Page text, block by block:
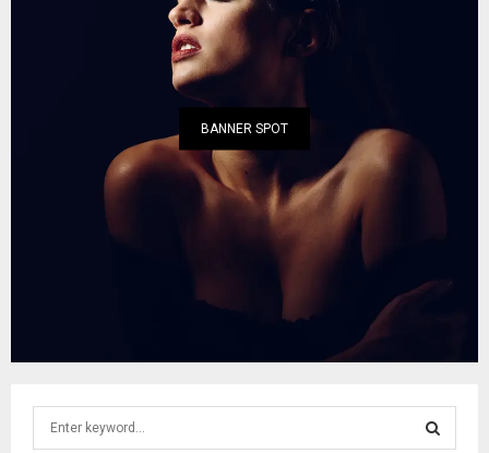
BANNER SPOT